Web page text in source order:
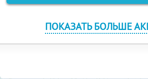
ПОКАЗАТЬ БОЛЬШЕ